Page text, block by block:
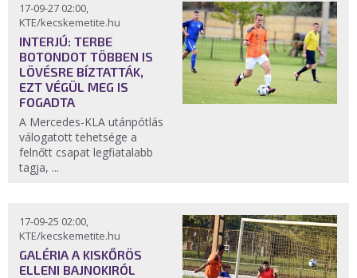
17-09-27 02:00,
KTE/kecskemetite.hu
INTERJÚ: TERBE
BOTONDOT TÖBBEN IS
LÖVÉSRE BÍZTATTÁK,
EZT VÉGÜL MEG IS
FOGADTA
A Mercedes-KLA utánpótlás
válogatott tehetsége a
felnőtt csapat legfiatalabb
tagja, ...
17-09-25 02:00,
KTE/kecskemetite.hu
GALÉRIA A KISKŐRÖS
ELLENI BAJNOKIRÓL